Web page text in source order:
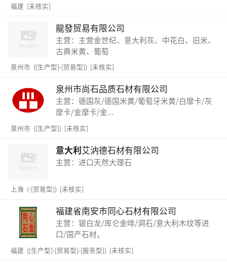
福建 [未核实]
龍發贸易有限公司
主营：主营金世纪、意大利灰、中花白、旧米、
古典米黄、葡萄
泉州市 ([生产型]-[贸易型]) [未核实]
泉州市尚石品质石材有限公司
主营：德国灰/德国米黄/葡萄牙米黄/白摩卡/灰
摩卡/金摩卡/金...
泉州市 ([生产型]) [未核实]
意大利艾汭德石材有限公司
主营：进口天然大理石
上海 (-[贸易型]) [未核实]
福建省南安市同心石材有限公司
主营：银白龙/库仑金啡/洞石/意大利木纹等进
口/国产石材。
福建 ([生产型]-[贸易型]-[服务型]) [未核实]